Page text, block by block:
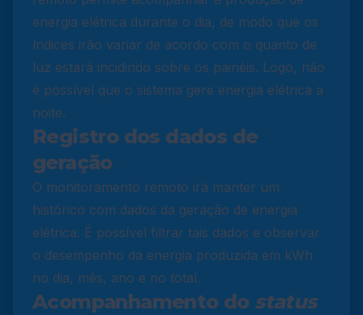
energia elétrica durante o dia, de modo que os
índices irão variar de acordo com o quanto de
luz estará incidindo sobre os painéis. Logo, não
é possível que o sistema gere energia elétrica a
noite.
Registro dos dados de
geração
O monitoramento remoto irá manter um
histórico com dados da geração de energia
elétrica. É possível filtrar tais dados e observar
o desempenho da energia produzida em kWh
no dia, mês, ano e no total.
Acompanhamento do status